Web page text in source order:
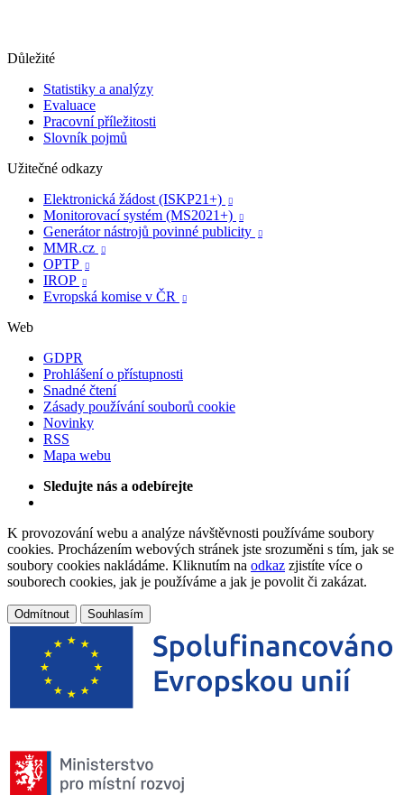
Důležité
Statistiky a analýzy
Evaluace
Pracovní příležitosti
Slovník pojmů
Užitečné odkazy
Elektronická žádost (ISKP21+)

Monitorovací systém (MS2021+) 
Generátor nástrojů povinné publicity 
MMR.cz 
OPTP 
IROP 
Evropská komise v ČR 
Web
GDPR
Prohlášení o přístupnosti
Snadné čtení
Zásady používání souborů cookie
Novinky
RSS
Mapa webu
Sledujte nás a odebírejte
K provozování webu a analýze návštěvnosti používáme soubory
cookies. Procházením webových stránek jste srozuměni s tím, jak se
soubory cookies nakládáme. Kliknutím na odkaz zjistíte více o
souborech cookies, jak je používáme a jak je povolit či zakázat.
Odmítnout Souhlasím